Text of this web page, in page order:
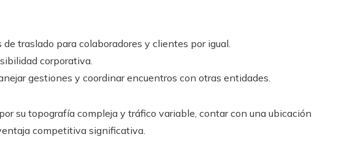
traslado para colaboradores y clientes por igual.
corporativa.
gestiones y coordinar encuentros con otras entidades.
su topografía compleja y tráfico variable, contar con una ubicación
competitiva significativa.